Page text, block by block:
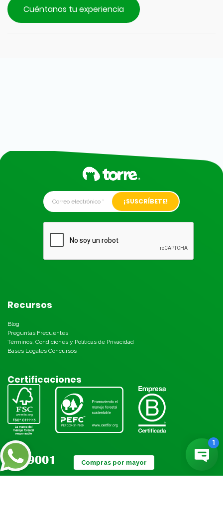
Cuéntanos tu experiencia
Alternative:
Recursos
Blog
Preguntas Frecuentes
Términos, Condiciones y Políticas de Privacidad
Bases Legales Concursos
Certificaciones
Compras por mayor